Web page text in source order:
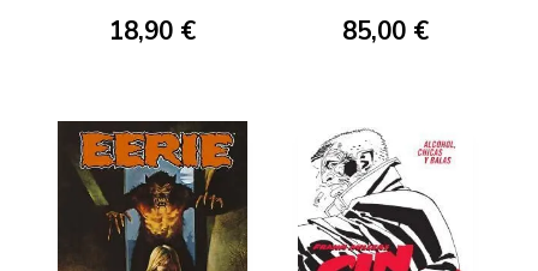
18,90 € 85,00 €